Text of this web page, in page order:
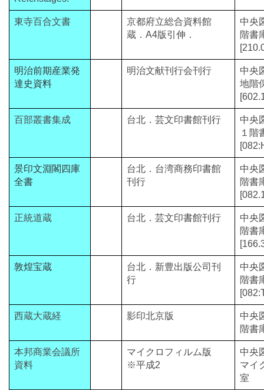
東寺百合文書
京都府立総合資料館
蔵．A4版引伸．
中央
階書
明治前期産業発
達史資料
明治文献刊行会刊行
中央
地階
百部叢書集成 台北．芸文印書館刊行
中央
１階
景印文淵閣四庫
全書
台北．台湾商務印書館
刊行
中央
階書
正統道蔵 台北．芸文印書館刊行
中央
階書
敦煌宝蔵
台北．新豊出版公司刊
行
中央
階書
西蔵大蔵経 影印北京版
中央
階書
本邦商業会議所
資料
マイクロフィルム版
※平成2
中央
マイ
室